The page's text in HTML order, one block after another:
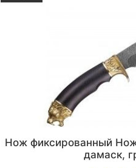
Нож фиксированный
дамаск,